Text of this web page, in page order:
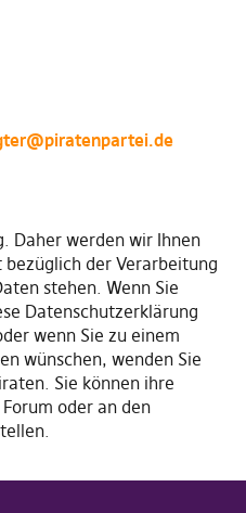
Daher werden wir Ihnen
der Verarbeitung
stehen. Wenn Sie
Datenschutzerklärung
wenn Sie zu einem
wünschen, wenden Sie
Sie können ihre
oder an den